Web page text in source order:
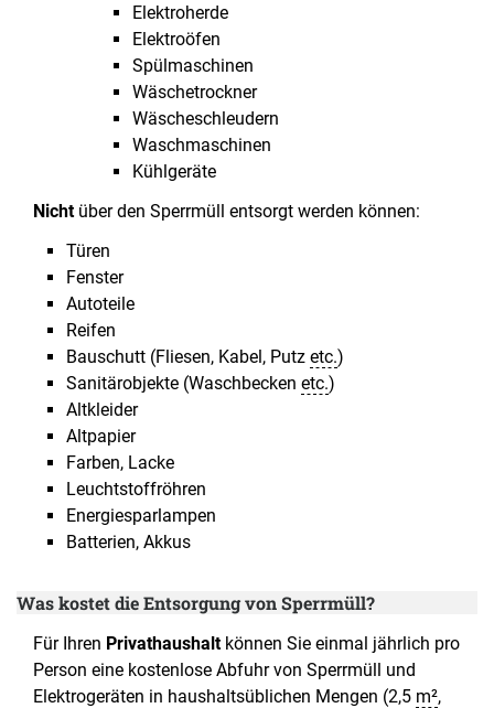
Elektroherde
Elektroöfen
Spülmaschinen
Wäschetrockner
Wäscheschleudern
Waschmaschinen
Kühlgeräte
Nichtüber den Sperrmüll entsorgt werden können:
Türen
Fenster
Autoteile
Reifen
Bauschutt (Fliesen, Kabel, Putz etc.)
Sanitärobjekte (Waschbecken etc.)
Altkleider
Altpapier
Farben, Lacke
Leuchtstoffröhren
Energiesparlampen
Batterien, Akkus
Was kostet die Entsorgung von Sperrmüll?
Für Ihren Privathaushaltkönnen Sie einmal jährlich pro
Person eine kostenlose Abfuhr von Sperrmüll und
Elektrogeräten in haushaltsüblichen Mengen (2,5 m²,